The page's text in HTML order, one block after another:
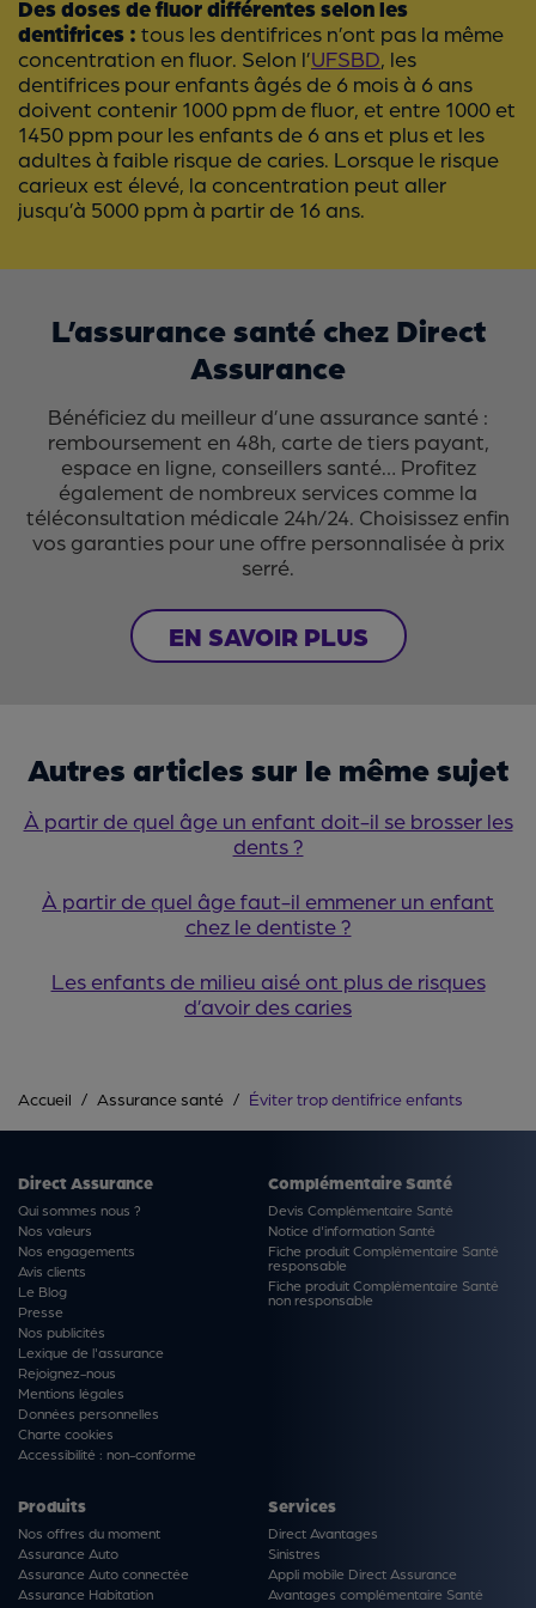
Des doses de fluor différentes selon les
dentifrices : tous les dentifrices n’ont pas la même
concentration en fluor. Selon l’UFSBD , les
dentifrices pour enfants âgés de 6 mois à 6 ans
doivent contenir 1000 ppm de fluor, et entre 1000 et
1450 ppm pour les enfants de 6 ans et plus et les
adultes à faible risque de caries. Lorsque le risque
carieux est élevé, la concentration peut aller
jusqu’à 5000 ppm à partir de 16 ans.
L’assurance santé chez Direct
Assurance
Bénéficiez du meilleur d’une assurance santé :
remboursement en 48h, carte de tiers payant,
espace en ligne, conseillers santé… Profitez
également de nombreux services comme la
téléconsultation médicale 24h/24. Choisissez enfin
vos garanties pour une offre personnalisée à prix
serré.
EN SAVOIR PLUS
Autres articles sur le même sujet
À partir de quel âge un enfant doit-il se brosser les
dents ?
À partir de quel âge faut-il emmener un enfant
chez le dentiste ?
Les enfants de milieu aisé ont plus de risques
d’avoir des caries
Accueil Assurance santé Éviter trop dentifrice enfants
Direct Assurance
Qui sommes nous ?
Nos valeurs
Nos engagements
Avis clients
Le Blog
Presse
Nos publicités
Lexique de l'assurance
Rejoignez-nous
Mentions légales
Données personnelles
Charte cookies
Accessibilité : non-conforme
Complémentaire Santé
Devis Complémentaire Santé
Notice d'information Santé
Fiche produit Complémentaire Santé
responsable
Fiche produit Complémentaire Santé
non responsable
Produits
Nos offres du moment
Assurance Auto
Assurance Auto connectée
Assurance Habitation
Services
Direct Avantages
Sinistres
Appli mobile Direct Assurance
Avantages complémentaire Santé